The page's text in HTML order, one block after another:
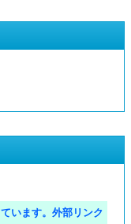
います。外部リンク